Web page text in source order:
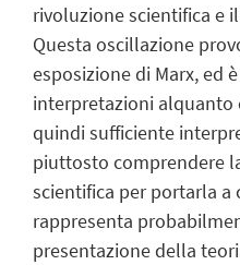
rivoluzione scientifica e
Questa oscillazione
esposizione di Marx, ed
interpretazioni
quindi sufficiente
piuttosto comprendere
scientifica per portarla
rappresenta
presentazione della